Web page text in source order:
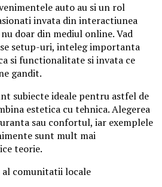
auto au si un rol
invata din interactiunea
doar din mediul online. Vad
setup-uri, inteleg importanta
si functionalitate si invata ce
gandit.
subiecte ideale pentru astfel de
estetica cu tehnica. Alegerea
sau confortul, iar exemplele
sunt mult mai
teorie.
comunitatii locale